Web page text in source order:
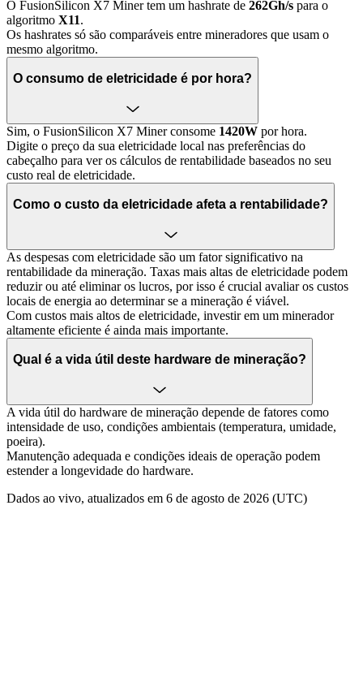
O FusionSilicon X7 Miner tem um hashrate de 262Gh/s para o
algoritmo X11.
Os hashrates só são comparáveis entre mineradores que usam o
mesmo algoritmo.
O consumo de eletricidade é por hora?
Sim, o FusionSilicon X7 Miner consome 1420W por hora.
Digite o preço da sua eletricidade local nas preferências do
cabeçalho para ver os cálculos de rentabilidade baseados no seu
custo real de eletricidade.
Como o custo da eletricidade afeta a rentabilidade?
As despesas com eletricidade são um fator significativo na
rentabilidade da mineração. Taxas mais altas de eletricidade podem
reduzir ou até eliminar os lucros, por isso é crucial avaliar os custos
locais de energia ao determinar se a mineração é viável.
Com custos mais altos de eletricidade, investir em um minerador
altamente eficiente é ainda mais importante.
Qual é a vida útil deste hardware de mineração?
A vida útil do hardware de mineração depende de fatores como
intensidade de uso, condições ambientais (temperatura, umidade,
poeira).
Manutenção adequada e condições ideais de operação podem
estender a longevidade do hardware.
Dados ao vivo, atualizados em 6 de agosto de 2026 (UTC)